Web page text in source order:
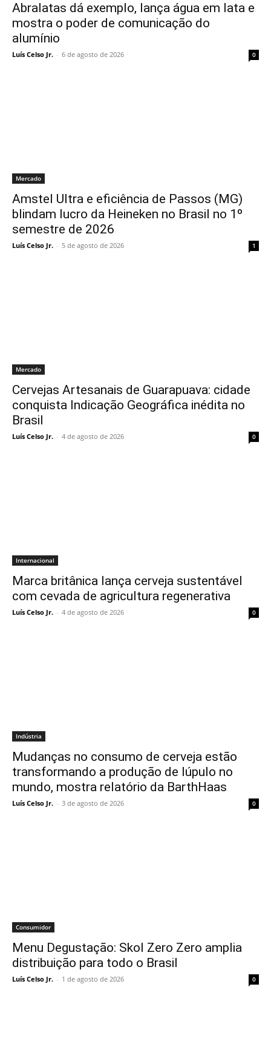
Abralatas dá exemplo, lança água em lata e
mostra o poder de comunicação do
alumínio
Luís Celso Jr. - 6 de agosto de 2026 0
Mercado
Amstel Ultra e eficiência de Passos (MG)
blindam lucro da Heineken no Brasil no 1º
semestre de 2026
Luís Celso Jr. - 5 de agosto de 2026 1
Mercado
Cervejas Artesanais de Guarapuava: cidade
conquista Indicação Geográfica inédita no
Brasil
Luís Celso Jr. - 4 de agosto de 2026 0
Internacional
Marca britânica lança cerveja sustentável
com cevada de agricultura regenerativa
Luís Celso Jr. - 4 de agosto de 2026 0
Indústria
Mudanças no consumo de cerveja estão
transformando a produção de lúpulo no
mundo, mostra relatório da BarthHaas
Luís Celso Jr. - 3 de agosto de 2026 0
Consumidor
Menu Degustação: Skol Zero Zero amplia
distribuição para todo o Brasil
Luís Celso Jr. - 1 de agosto de 2026 0